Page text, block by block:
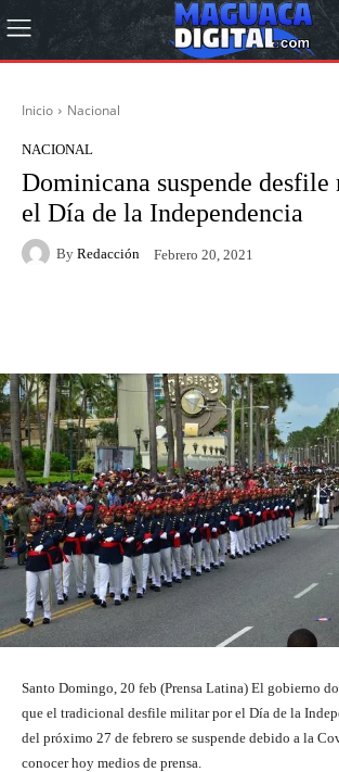
Inicio Nacional
NACIONAL
Dominicana suspende
el Día de la Independencia
By Redacción Febrero 20, 2021
Santo Domingo, 20 feb (Prensa Latina) El gobierno
que el tradicional desfile militar por el Día de la
del próximo 27 de febrero se suspende debido a la
conocer hoy medios de prensa.